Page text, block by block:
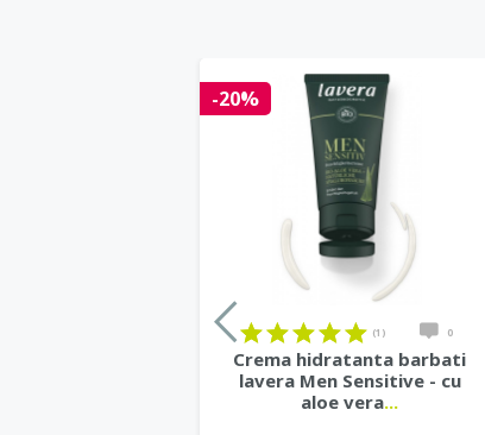
-20%
(1) 0
Crema hidratanta barbati
lavera Men Sensitive - cu
aloe vera...